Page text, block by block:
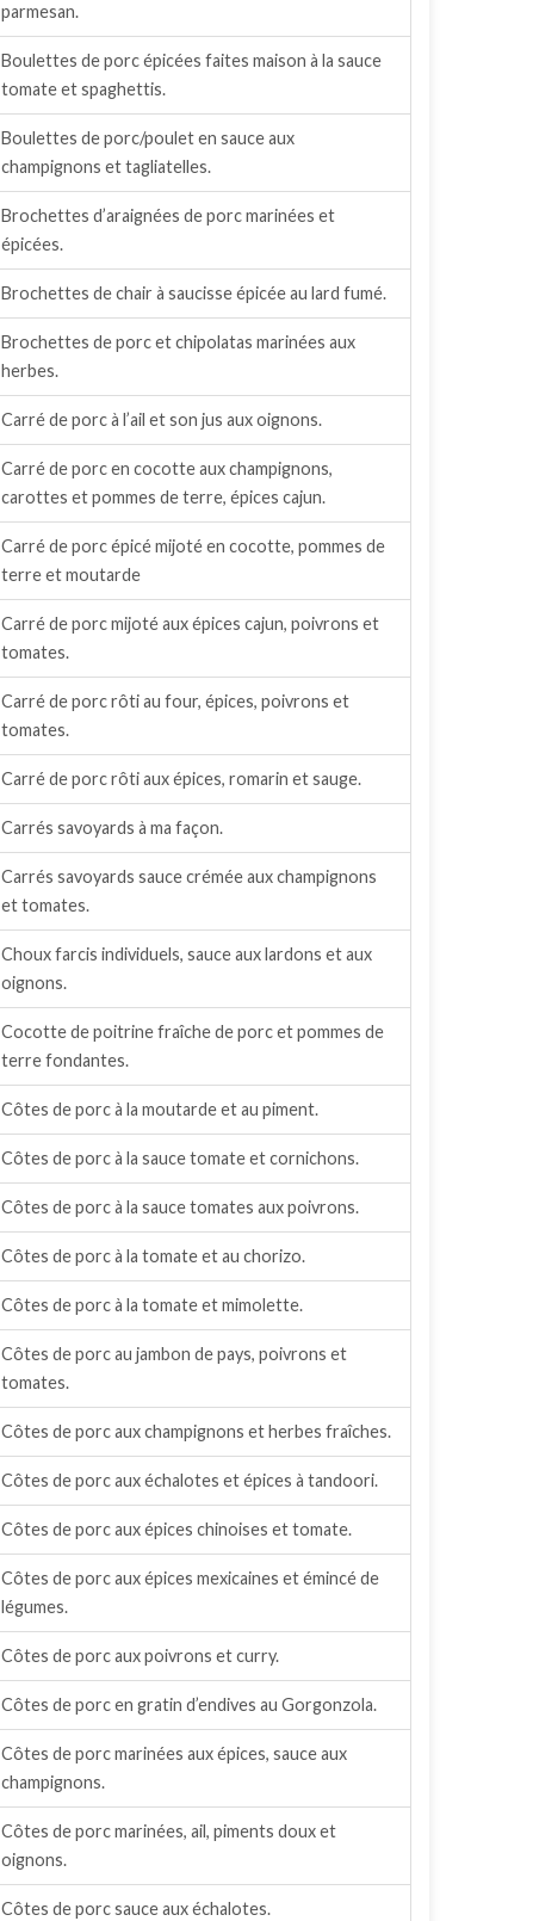
parmesan.
Boulettes de porc épicées faites maison à la sauce
tomate et spaghettis.
Boulettes de porc/poulet en sauce aux
champignons et tagliatelles.
Brochettes d’araignées de porc marinées et
épicées.
Brochettes de chair à saucisse épicée au lard fumé.
Brochettes de porc et chipolatas marinées aux
herbes.
Carré de porc à l’ail et son jus aux oignons.
Carré de porc en cocotte aux champignons,
carottes et pommes de terre, épices cajun.
Carré de porc épicé mijoté en cocotte, pommes de
terre et moutarde
Carré de porc mijoté aux épices cajun, poivrons et
tomates.
Carré de porc rôti au four, épices, poivrons et
tomates.
Carré de porc rôti aux épices, romarin et sauge.
Carrés savoyards à ma façon.
Carrés savoyards sauce crémée aux champignons
et tomates.
Choux farcis individuels, sauce aux lardons et aux
oignons.
Cocotte de poitrine fraîche de porc et pommes de
terre fondantes.
Côtes de porc à la moutarde et au piment.
Côtes de porc à la sauce tomate et cornichons.
Côtes de porc à la sauce tomates aux poivrons.
Côtes de porc à la tomate et au chorizo.
Côtes de porc à la tomate et mimolette.
Côtes de porc au jambon de pays, poivrons et
tomates.
Côtes de porc aux champignons et herbes fraîches.
Côtes de porc aux échalotes et épices à tandoori.
Côtes de porc aux épices chinoises et tomate.
Côtes de porc aux épices mexicaines et émincé de
légumes.
Côtes de porc aux poivrons et curry.
Côtes de porc en gratin d’endives au Gorgonzola.
Côtes de porc marinées aux épices, sauce aux
champignons.
Côtes de porc marinées, ail, piments doux et
oignons.
Côtes de porc sauce aux échalotes.